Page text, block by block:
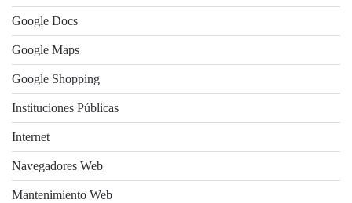
Google Docs
Google Maps
Google Shopping
Instituciones Públicas
Internet
Navegadores Web
Mantenimiento Web